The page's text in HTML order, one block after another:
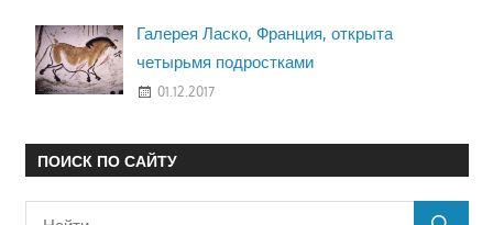
Галерея Ласко, Франция, открыта
четырьмя подростками
01.12.2017
ПОИСК ПО САЙТУ